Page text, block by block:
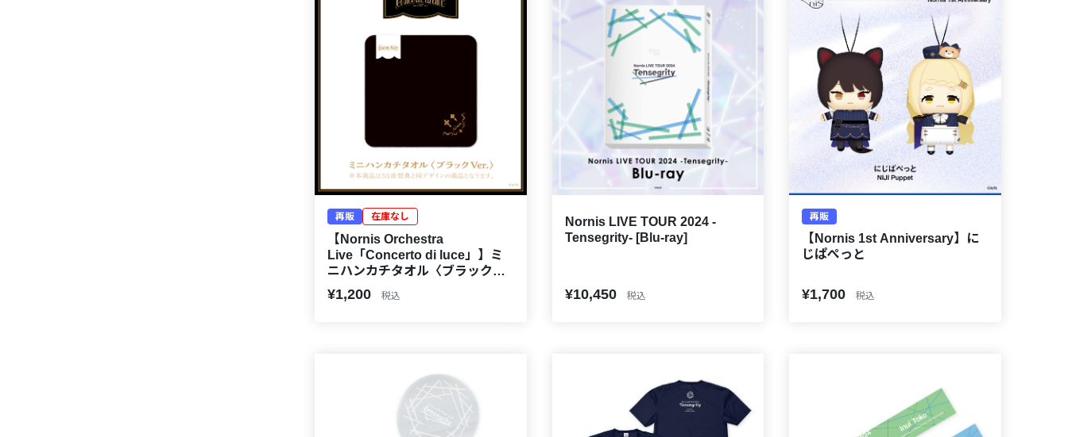
再販 在庫なし
【Nornis Orchestra
Live「Concerto di luce」】ミ
ニハンカチタオル〈ブラック
Ver.〉
¥1,200 税込
Nornis LIVE TOUR 2024 -
Tensegrity- [Blu-ray]
¥10,450 税込
再販
【Nornis 1st Anniversary】に
じぱぺっと
¥1,700 税込